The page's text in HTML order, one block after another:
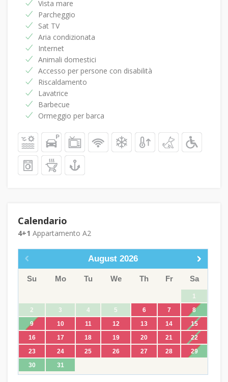
Vista mare
Parcheggio
Sat TV
Aria condizionata
Internet
Animali domestici
Accesso per persone con disabilità
Riscaldamento
Lavatrice
Barbecue
Ormeggio per barca
Calendario
4+1 Appartamento A2
August 2026
Su Mo Tu We Th Fr Sa
1
2
3 4 5 6 7
8
9
10 11 12 13 14
15
16
17 18 19 20 21
22
23
24 25 26 27 28
29
30
31